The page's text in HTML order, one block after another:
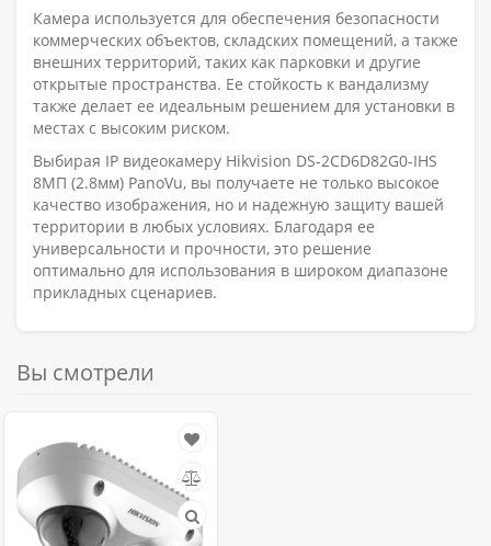
Камера используется для обеспечения безопасности
коммерческих объектов, складских помещений, а также
внешних территорий, таких как парковки и другие
открытые пространства. Ее стойкость к вандализму
также делает ее идеальным решением для установки в
местах с высоким риском.
Выбирая IP видеокамеру Hikvision DS-2CD6D82G0-IHS
8МП (2.8мм) PanoVu, вы получаете не только высокое
качество изображения, но и надежную защиту вашей
территории в любых условиях. Благодаря ее
универсальности и прочности, это решение
оптимально для использования в широком диапазоне
прикладных сценариев.
Вы смотрели